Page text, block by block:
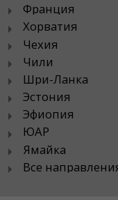
Франция
Хорватия
Чехия
Чили
Шри-Ланка
Эстония
Эфиопия
ЮАР
Ямайка
Все